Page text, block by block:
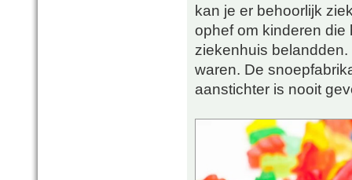
kan je er behoorlijk
ophef om kinderen
ziekenhuis
waren. De
aanstichter is nooit